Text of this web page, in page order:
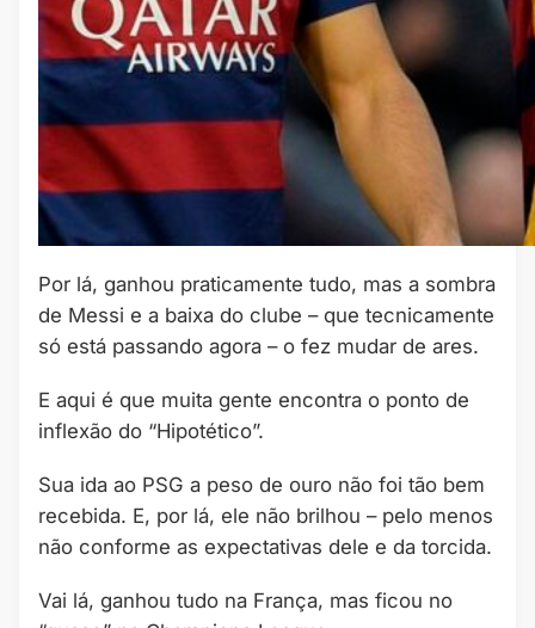
Por lá, ganhou praticamente tudo, mas a sombra
de Messi e a baixa do clube – que tecnicamente
só está passando agora – o fez mudar de ares.
E aqui é que muita gente encontra o ponto de
inflexão do “Hipotético”.
Sua ida ao PSG a peso de ouro não foi tão bem
recebida. E, por lá, ele não brilhou – pelo menos
não conforme as expectativas dele e da torcida.
Vai lá, ganhou tudo na França, mas ficou no